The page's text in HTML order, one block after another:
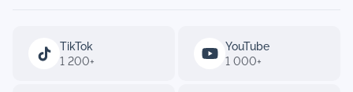
TikTok
1 200+
YouTube
1 000+